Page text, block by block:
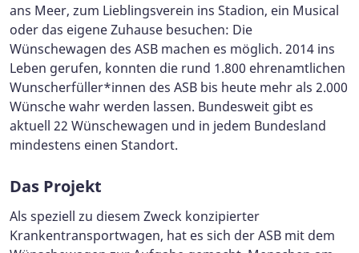
ans Meer, zum Lieblingsverein ins Stadion, ein Musical
oder das eigene Zuhause besuchen: Die
Wünschewagen des ASB machen es möglich. 2014 ins
Leben gerufen, konnten die rund 1.800 ehrenamtlichen
Wunscherfüller*innen des ASB bis heute mehr als 2.000
Wünsche wahr werden lassen. Bundesweit gibt es
aktuell 22 Wünschewagen und in jedem Bundesland
mindestens einen Standort.
Das Projekt
Als speziell zu diesem Zweck konzipierter
Krankentransportwagen, hat es sich der ASB mit dem